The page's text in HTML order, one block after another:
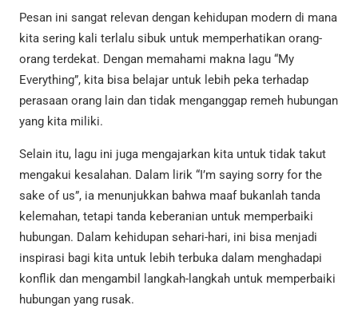
Pesan ini sangat relevan dengan kehidupan modern di mana
kita sering kali terlalu sibuk untuk memperhatikan orang-
orang terdekat. Dengan memahami makna lagu “My
Everything”, kita bisa belajar untuk lebih peka terhadap
perasaan orang lain dan tidak menganggap remeh hubungan
yang kita miliki.
Selain itu, lagu ini juga mengajarkan kita untuk tidak takut
mengakui kesalahan. Dalam lirik “I’m saying sorry for the
sake of us”, ia menunjukkan bahwa maaf bukanlah tanda
kelemahan, tetapi tanda keberanian untuk memperbaiki
hubungan. Dalam kehidupan sehari-hari, ini bisa menjadi
inspirasi bagi kita untuk lebih terbuka dalam menghadapi
konflik dan mengambil langkah-langkah untuk memperbaiki
hubungan yang rusak.